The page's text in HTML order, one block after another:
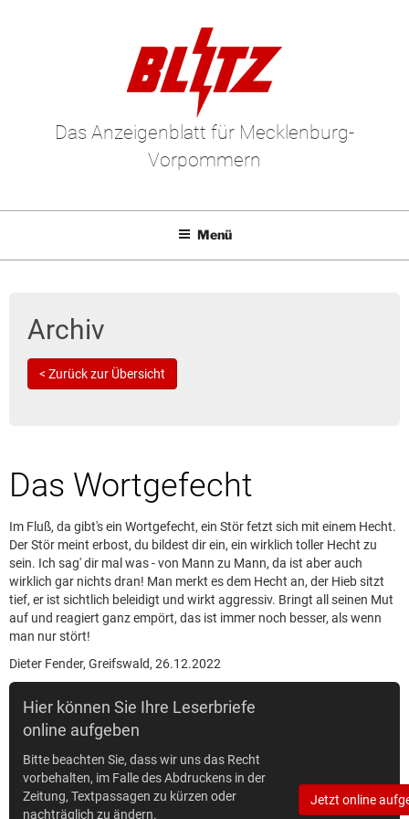
Das Anzeigenblatt für Mecklenburg-
Vorpommern
Menü
Leserbriefe lesen
Kontakt
Archiv
< Zurück zur Übersicht
Das Wortgefecht
Im Fluß, da gibt's ein Wortgefecht, ein Stör fetzt sich mit einem Hecht.
Der Stör meint erbost, du bildest dir ein, ein wirklich toller Hecht zu
sein. Ich sag' dir mal was - von Mann zu Mann, da ist aber auch
wirklich gar nichts dran! Man merkt es dem Hecht an, der Hieb sitzt
tief, er ist sichtlich beleidigt und wirkt aggressiv. Bringt all seinen Mut
auf und reagiert ganz empört, das ist immer noch besser, als wenn
man nur stört!
Dieter Fender, Greifswald, 26.12.2022
Hier können Sie Ihre Leserbriefe
online aufgeben
Bitte beachten Sie, dass wir uns das Recht
vorbehalten, im Falle des Abdruckens in der
Zeitung, Textpassagen zu kürzen oder
nachträglich zu ändern.
Jetzt online